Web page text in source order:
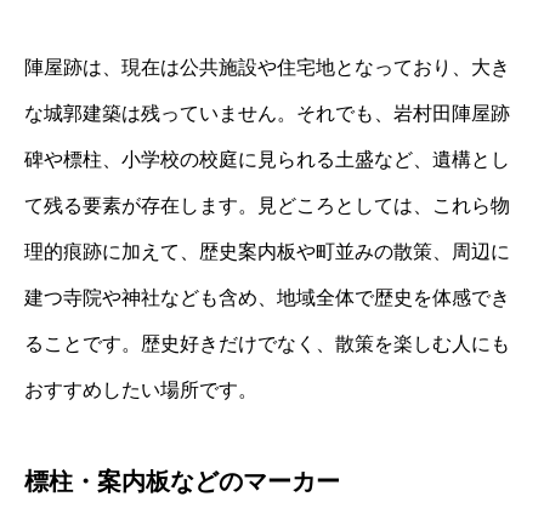
陣屋跡は、現在は公共施設や住宅地となっており、大き
な城郭建築は残っていません。それでも、岩村田陣屋跡
碑や標柱、小学校の校庭に見られる土盛など、遺構とし
て残る要素が存在します。見どころとしては、これら物
理的痕跡に加えて、歴史案内板や町並みの散策、周辺に
建つ寺院や神社なども含め、地域全体で歴史を体感でき
ることです。歴史好きだけでなく、散策を楽しむ人にも
おすすめしたい場所です。
標柱・案内板などのマーカー